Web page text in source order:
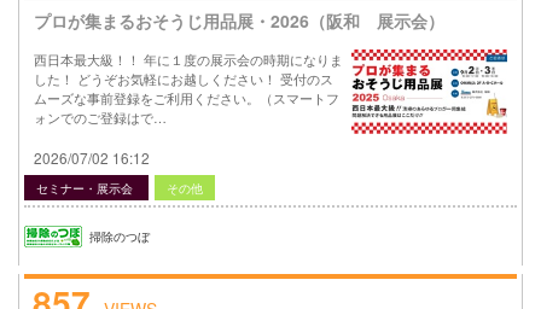
プロが集まるおそうじ用品展・2026（阪和 展示会）
西日本最大級！！ 年に１度の展示会の時期になりま
した！ どうぞお気軽にお越しください！ 受付のス
ムーズな事前登録をご利用ください。（スマートフ
ォンでのご登録はで…
2026/07/02 16:12
セミナー・展示会 その他
掃除のつぼ